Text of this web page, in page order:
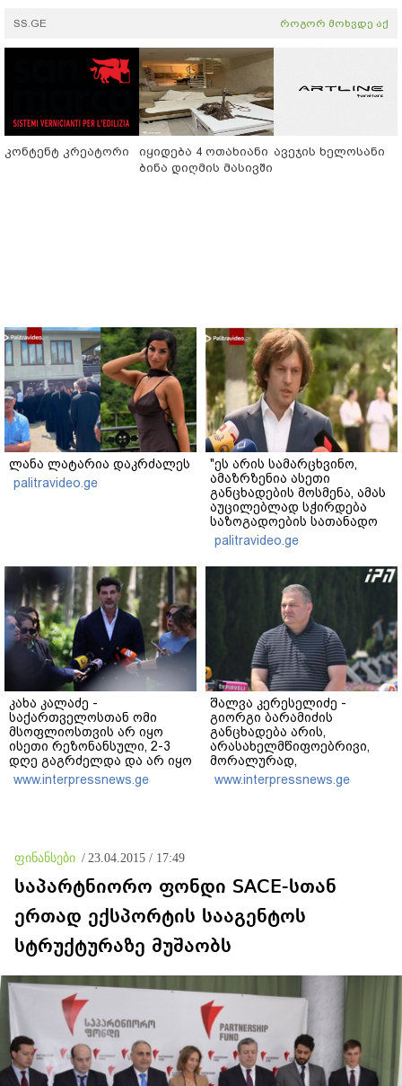
SS.GE როგორ მოხვდე აქ
კონტენტ კრეატორი
იყიდება 4 ოთახიანი
ბინა დიღმის მასივში
ავეჯის ხელოსანი
ლანა ლატარია დაკრძალეს
palitravideo.ge
"ეს არის სამარცხვინო,
ამაზრზენია ასეთი
განცხადების მოსმენა, ამას
აუცილებლად სჭირდება
საზოგადოების სათანადო
რეაქცია" - ირაკლი
კობახიძე
palitravideo.ge
კახა კალაძე -
საქართველოსთან ომი
მსოფლიოსთვის არ იყო
ისეთი რეზონანსული, 2-3
დღე გაგრძელდა და არ იყო
საკმარისი, რომ რუსეთისა
და რუსი ხალხის
www.interpressnews.ge
შალვა კერესელიძე -
გიორგი ბარამიძის
განცხადება არის,
არასახელმწიფოებრივი,
მორალურად,
პოლიტიკურად და
ადამიანურად არასწორი იმ
www.interpressnews.ge
ფინანსები / 23.04.2015 / 17:49
საპარტნიორო ფონდი SACE-სთან
ერთად ექსპორტის სააგენტოს
სტრუქტურაზე მუშაობს